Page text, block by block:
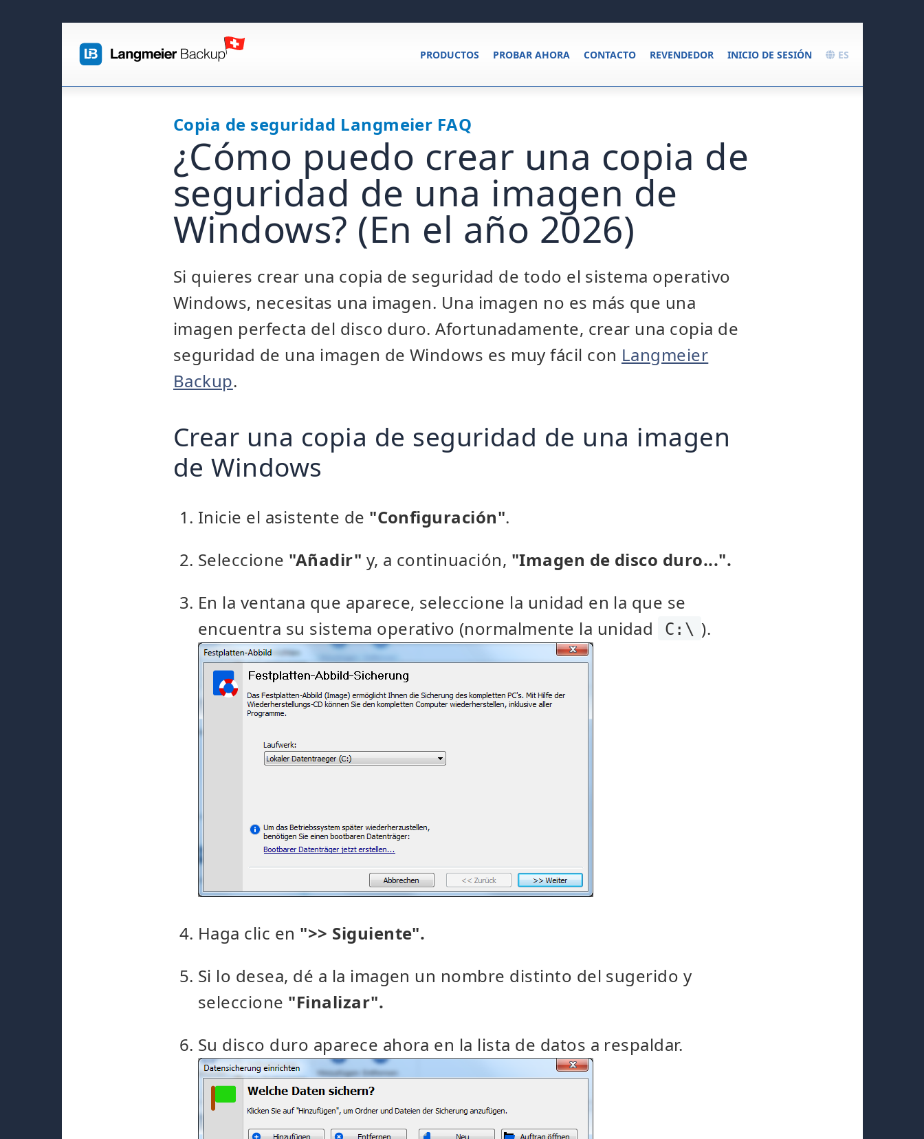
ES
INICIO DE SESIÓN
REVENDEDOR
CONTACTO
PROBAR AHORA
PRODUCTOS
Copia de seguridad Langmeier FAQ
¿Cómo puedo crear una copia de
seguridad de una imagen de
Windows? (En el año 2026)
Si quieres crear una copia de seguridad de todo el sistema operativo
Windows, necesitas una imagen. Una imagen no es más que una
imagen perfecta del disco duro. Afortunadamente, crear una copia de
seguridad de una imagen de Windows es muy fácil con Langmeier
Backup.
Crear una copia de seguridad de una imagen
de Windows
Inicie el asistente de "Configuración".
Seleccione "Añadir" y, a continuación, "Imagen de disco duro...".
En la ventana que aparece, seleccione la unidad en la que se
encuentra su sistema operativo (normalmente la unidad
C:\ ).
Haga clic en ">> Siguiente".
Si lo desea, dé a la imagen un nombre distinto del sugerido y
seleccione "Finalizar".
Su disco duro aparece ahora en la lista de datos a respaldar.